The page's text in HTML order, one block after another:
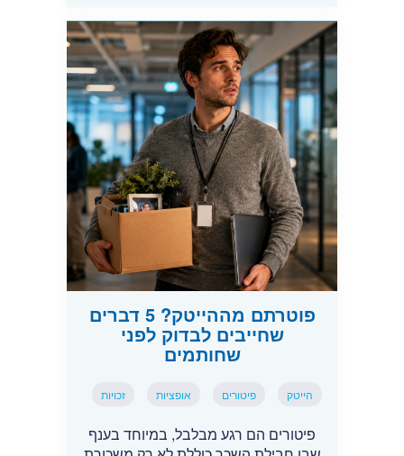
פוטרתם מההייטק? 5 דברים
שחייבים לבדוק לפני
שחותמים
הייטק פיטורים אופציות זכויות
פיטורים הם רגע מבלבל, במיוחד בענף